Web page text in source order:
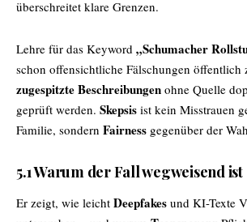
überschreitet klare Grenzen.
Lehre für das Keyword „Schumacher
schon offensichtliche Fälschungen öffentlich
zugespitzte Beschreibungen ohne Quelle
geprüft werden. Skepsis ist kein Misstrauen
Familie, sondern Fairness gegenüber der
5.1 Warum der Fall wegweisend ist
Er zeigt, wie leicht Deepfakes und KI-Texte